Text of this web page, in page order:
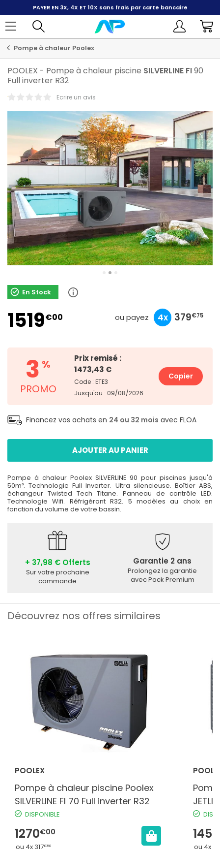
PAYER EN 3X, 4X ET 10X sans frais par carte bancaire
Pompe à chaleur Poolex
POOLEX - Pompe à chaleur piscine SILVERLINE FI90
Full inverter R32
Ecrire un avis
En Stock
1519€00 ou payez
506€33 4x 379€75
151€90
3 %
PROMO
Prix remisé :
1473,43 €
Code : ETE3
Jusqu'au : 09/08/2026
Copier
Financez vos achats en 24 ou 32 mois avec FLOA
AJOUTER AU PANIER
Pompe à chaleur Poolex SILVERLINE 90 pour piscines jusqu'à
50m³. Technologie Full Inverter. Ultra silencieuse. Boîtier ABS,
échangeur Twisted Tech Titane. Panneau de contrôle LED.
Technologie Wifi. Réfrigérant R32. 5 modèles au choix en
fonction du volume de votre bassin.
+ 37,98 € Offerts
Sur votre prochaine
commande
Garantie 2 ans
Prolongez la garantie
avec Pack Premium
Découvrez nos offres similaires
POOLEX
Pompe à chaleur piscine Poolex
SILVERLINE FI 70 Full inverter R32
DISPONIBLE
1270€00
ou 4x 317€50
1459
ou 4x